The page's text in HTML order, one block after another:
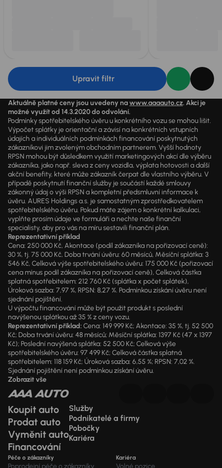
Upravit filtr
Aktuálně platné ceny jsou uvedeny nawww.aaaauto.cz. Akci je
možné využít od 14.3.2020 do odvolání.
Podmínky spotřebitelského úvěru u konkrétního vozu se mohou lišit.
Výpočet splátky je orientační a závisí na konkrétních vstupních
údajích a individuálních podmínkách financování poskytnutých
zákazníkovi jim zvoleným obchodním partnerem. Vyšší hodnoty
RPSN mohou být důsledkem využití marketingových akcí dle výběru
zákazníka, jako např. sleva z ceny vozidla, výplata hotovosti a další
akční benefity, které může zákazník čerpat dle vlastního výběru. V
případě poskytnutí finanční služby je součástí každé smlouvy
zákonný údaj o výši RPSN a kompletní předsmluvní informace k
úvěru. AURES Holdings a.s. je samostatným zprostředkovatelem
spotřebitelského úvěru. Pokud máte zájem o konkrétní kalkulaci,
vyplňte prosím údaje ve formuláři a nechte naše finanční
specialisty, aby pro vás na míru sestavili finanční plán.
Reprezentativní příklad
Cena: 250 000 Kč, Akontace (podíl zákazníka na pořizovací ceně):
30 %, tj. 75 000 Kč, Doba trvání úvěru: 60 měsíců, Měsíční splátka: 3
546 Kč, Celková výše spotřebitelského úvěru: 175 000 Kč (pořizovací
cena mínus podíl zákazníka na pořizovací ceně), Celková částka
splatná spotřebitelem: 212 760 Kč (splátka x počet splátek),
Úroková sazba: 7,97 %, RPSN: 8,27 %. Podmínkou získání úvěru není
sjednání pojištění.
U výpočtu financování může být použit produkt s poslední
navýšenou splátkou až 35 % z ceny vozu.
Reprezentativní příklad:Cena: 149 999 Kč; Akontace: 35 %, tj. 52 500
Kč; Doba trvání úvěru: 48 měsíců; Měsíční splátka: 1397 Kč (47 x 1397
Kč); Poslední navýšená splátka: 52 500 Kč; Celková výše
spotřebitelského úvěru: 97 499 Kč; Celková částka splatná
spotřebitelem: 118 159 Kč; Úroková sazba: 6,55 %; RPSN: 7,02 %.
Sjednání pojištění není podmínkou získání úvěru.
Zobrazit vše
Koupit auto
Prodat auto
Vyměnit auto
Financování
Služby
Podnikatelé a firmy
Pobočky
Kariéra
Péče o zákazníky
Poprodejní péče o zákazníky
Kariéra
Volné pozice